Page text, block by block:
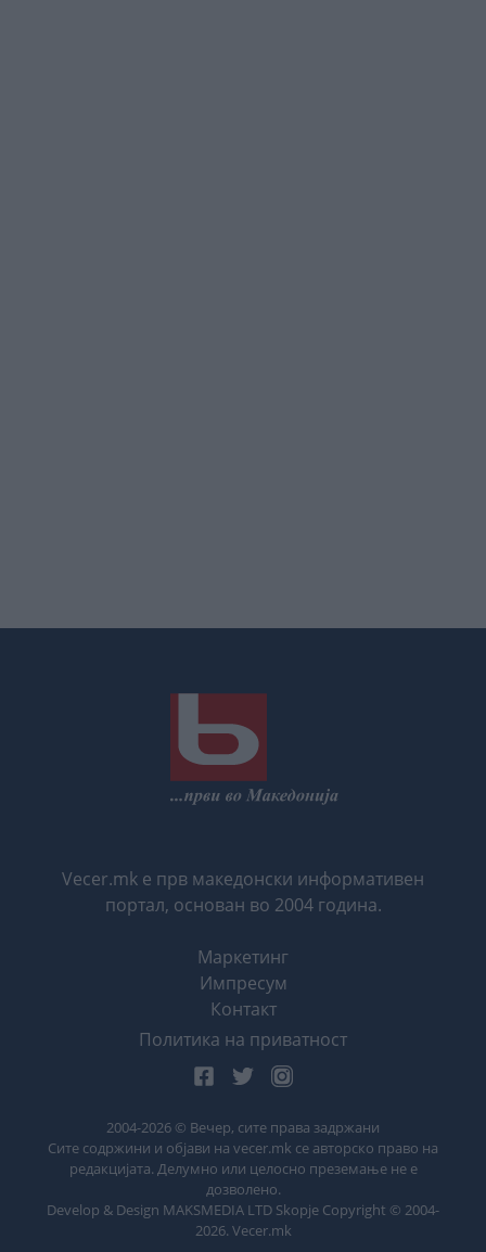
Vecer.mk е прв македонски информативен
портал, основан во 2004 година.
Маркетинг
Импресум
Контакт
Политика на приватност
2004-2026 © Вечер, сите права задржани
Сите содржини и објави на vecer.mk се авторско право на
редакцијата. Делумно или целосно преземање не е
дозволено.
Develop & Design MAKSMEDIA LTD Skopje Copyright © 2004-
2026. Vecer.mk